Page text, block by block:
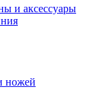
и аксессуары
ножей